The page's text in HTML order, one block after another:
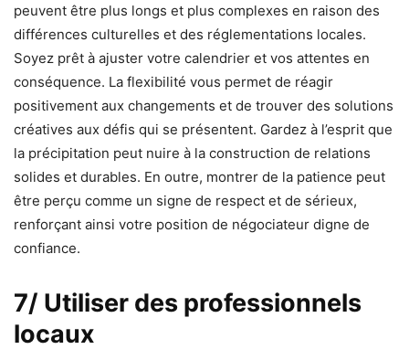
peuvent être plus longs et plus complexes en raison des
différences culturelles et des réglementations locales.
Soyez prêt à ajuster votre calendrier et vos attentes en
conséquence. La flexibilité vous permet de réagir
positivement aux changements et de trouver des solutions
créatives aux défis qui se présentent. Gardez à l’esprit que
la précipitation peut nuire à la construction de relations
solides et durables. En outre, montrer de la patience peut
être perçu comme un signe de respect et de sérieux,
renforçant ainsi votre position de négociateur digne de
confiance.
7/ Utiliser des professionnels
locaux